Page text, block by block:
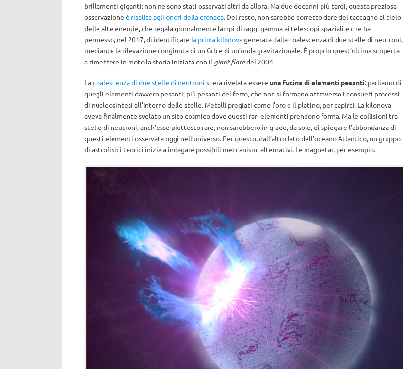
brillamenti giganti: non ne sono stati osservati altri da allora. Ma due decenni più tardi, questa preziosa
osservazione è risalita agli onori della cronaca. Del resto, non sarebbe corretto dare del taccagno al cielo
delle alte energie, che regala giornalmente lampi di raggi gamma ai telescopi spaziali e che ha
permesso, nel 2017, di identificare la prima kilonovagenerata dalla coalescenza di due stelle di neutroni,
mediante la rilevazione congiunta di un Grb e di un’onda gravitazionale. È proprio quest’ultima scoperta
a rimettere in moto la storia iniziata con il giant flaredel 2004.
Lacoalescenza di due stelle di neutroni si era rivelata essere una fucina di elementi pesanti: parliamo di
quegli elementi davvero pesanti, più pesanti del ferro, che non si formano attraverso i consueti processi
di nucleosintesi all’interno delle stelle. Metalli pregiati come l’oro e il platino, per capirci. La kilonova
aveva finalmente svelato un sito cosmico dove questi rari elementi prendono forma. Ma le collisioni tra
stelle di neutroni, anch’esse piuttosto rare, non sarebbero in grado, da sole, di spiegare l’abbondanza di
questi elementi osservata oggi nell’universo. Per questo, dall’altro lato dell’oceano Atlantico, un gruppo
di astrofisici teorici inizia a indagare possibili meccanismi alternativi. Le magnetar, per esempio.